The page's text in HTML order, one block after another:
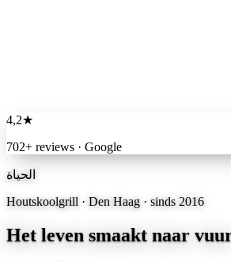
4,2★
702+ reviews · Google
الحياة
Houtskoolgrill · Den Haag · sinds 2016
Het leven smaakt naar